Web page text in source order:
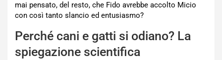
mai pensato, del resto, che Fido avrebbe accolto Micio
con così tanto slancio ed entusiasmo?
Perché cani e gatti si odiano? La
spiegazione scientifica